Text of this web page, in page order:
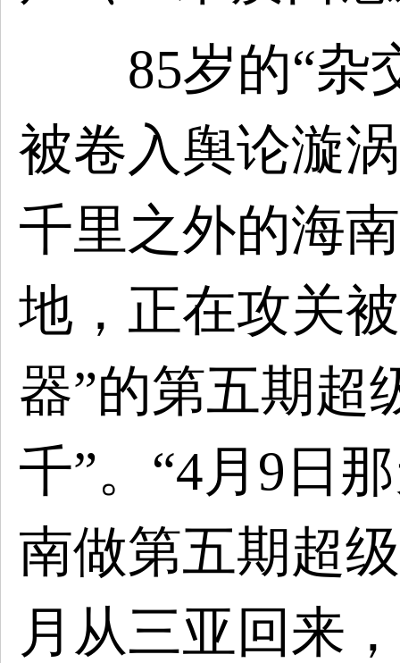
85岁的“杂
被卷入舆论漩
千里之外的海
地，正在攻关
器”的第五期超
千”。“4月9日
南做第五期超
月从三亚回来